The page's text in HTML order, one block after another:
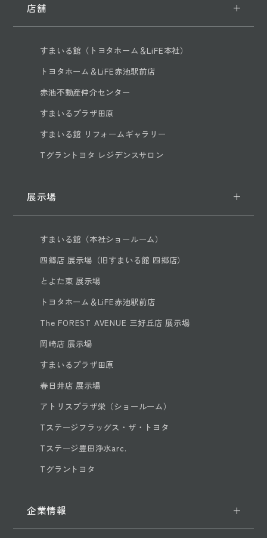
店舗
すまいる館（トヨタホーム＆LiFE本社）
トヨタホーム＆LiFE赤池駅前店
赤池不動産仲介センター
すまいるプラザ田原
すまいる館 リフォームギャラリー
Tグラントヨタ レジデンスサロン
展示場
すまいる館（本社ショールーム）
四郷店 展示場（旧すまいる館 四郷店）
とよた東 展示場
トヨタホーム＆LiFE赤池駅前店
The FOREST AVENUE 三好丘店 展示場
岡崎店 展示場
すまいるプラザ田原
春日井店 展示場
アトリスプラザ栄（ショールーム）
Tステージフラッグス・ザ・トヨタ
Tステージ豊田浄水arc.
Tグラントヨタ
企業情報